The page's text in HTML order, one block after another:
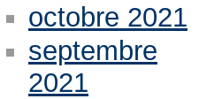
octobre 2021
septembre
2021